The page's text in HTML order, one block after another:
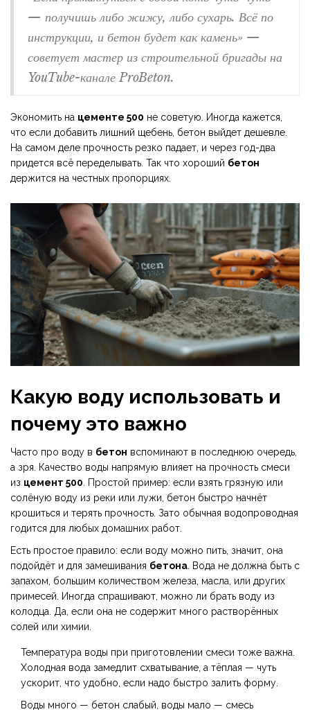
— получишь либо жижу, либо сухарь. Всё по
инструкции, и бетон будет как камень» —
советует мастер из строительной бригады на
YouTube-канале ProBeton.
Экономить на цементе 500 не советую. Иногда кажется,
что если добавить лишний щебень, бетон выйдет дешевле.
На самом деле прочность резко падает, и через год-два
придется всё переделывать. Так что хороший бетон
держится на честных пропорциях.
Какую воду использовать и
почему это важно
Часто про воду в бетон вспоминают в последнюю очередь,
а зря. Качество воды напрямую влияет на прочность смеси
из цемент 500. Простой пример: если взять грязную или
солёную воду из реки или лужи, бетон быстро начнёт
крошиться и терять прочность. Зато обычная водопроводная
годится для любых домашних работ.
Есть простое правило: если воду можно пить, значит, она
подойдёт и для замешивания бетона. Вода не должна быть с
запахом, большим количеством железа, масла, или других
примесей. Иногда спрашивают, можно ли брать воду из
колодца. Да, если она не содержит много растворённых
солей или химии.
Температура воды при приготовлении смеси тоже важна.
Холодная вода замедлит схватывание, а тёплая — чуть
ускорит, что удобно, если надо быстро залить форму.
Воды много — бетон слабый, воды мало — смесь